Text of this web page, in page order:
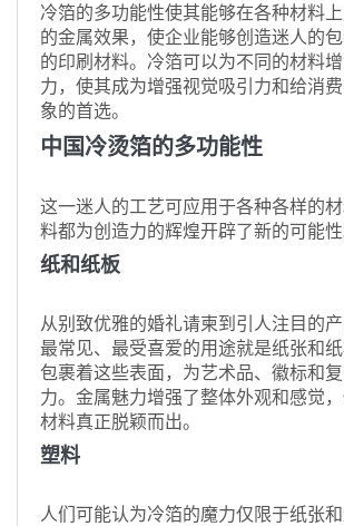
冷箔的多功能性使其能够在各种材料
的金属效果，使企业能够创造迷人的
的印刷材料。冷箔可以为不同的材料
力，使其成为增强视觉吸引力和给消
象的首选。
中国冷烫箔的多功能性
这一迷人的工艺可应用于各种各样的
料都为创造力的辉煌开辟了新的可能性
纸和纸板
从别致优雅的婚礼请柬到引人注目的
最常见、最受喜爱的用途就是纸张和
包裹着这些表面，为艺术品、徽标和
力。金属魅力增强了整体外观和感觉
材料真正脱颖而出。
塑料
人们可能认为冷箔的魔力仅限于纸张